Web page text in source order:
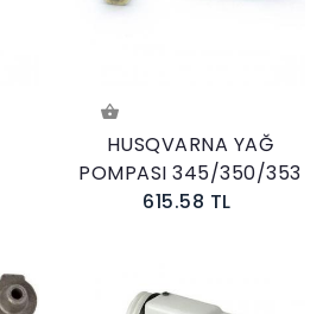
HUSQVARNA YAĞ
POMPASI 345/350/353
615.58 TL